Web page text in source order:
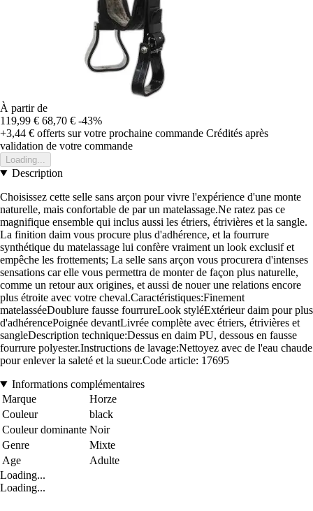
À partir de
119,99 € 68,70 € -43%
+3,44 € offerts sur votre prochaine commande Crédités après
validation de votre commande
Loading...
Description
Choisissez cette selle sans arçon pour vivre l'expérience d'une monte
naturelle, mais confortable de par un matelassage.Ne ratez pas ce
magnifique ensemble qui inclus aussi les étriers, étrivières et la sangle.
La finition daim vous procure plus d'adhérence, et la fourrure
synthétique du matelassage lui confère vraiment un look exclusif et
empêche les frottements; La selle sans arçon vous procurera d'intenses
sensations car elle vous permettra de monter de façon plus naturelle,
comme un retour aux origines, et aussi de nouer une relations encore
plus étroite avec votre cheval.Caractéristiques:Finement
matelasséeDoublure fausse fourrureLook styléExtérieur daim pour plus
d'adhérencePoignée devantLivrée complète avec étriers, étrivières et
sangleDescription technique:Dessus en daim PU, dessous en fausse
fourrure polyester.Instructions de lavage:Nettoyez avec de l'eau chaude
pour enlever la saleté et la sueur.Code article: 17695
Informations complémentaires
Marque
Horze
Couleur
black
Couleur dominante Noir
Genre
Mixte
Age
Adulte
Loading...
Loading...